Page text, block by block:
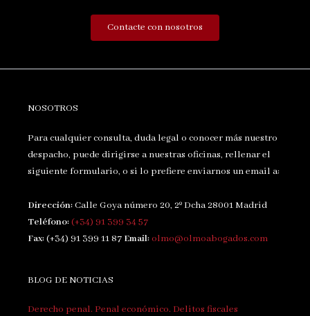
Contacte con nosotros
NOSOTROS
Para cualquier consulta, duda legal o conocer más nuestro
despacho, puede dirigirse a nuestras oficinas, rellenar el
siguiente formulario, o si lo prefiere enviarnos un email a:
Dirección:Calle Goya número 20, 2º Dcha 28001 Madrid
Teléfono:(+34) 91 399 34 57
Fax:(+34) 91 399 11 87 Email:olmo@olmoabogados.com
BLOG DE NOTICIAS
Derecho penal. Penal económico. Delitos fiscales